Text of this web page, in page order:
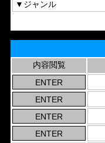
内容閲覧